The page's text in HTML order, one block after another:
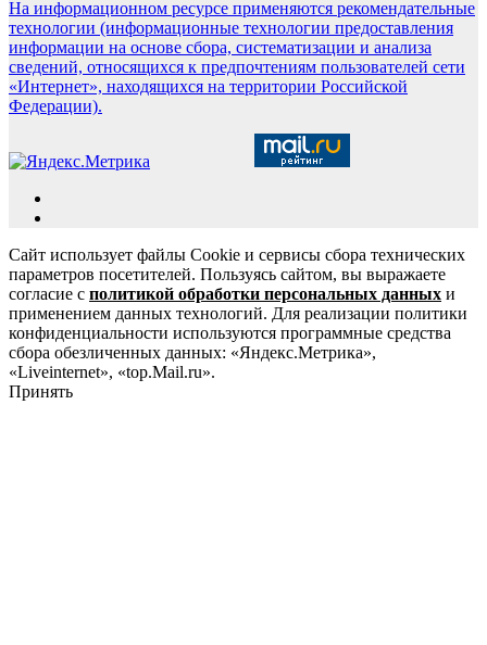
На информационном ресурсе применяются рекомендательные
технологии (информационные технологии предоставления
информации на основе сбора, систематизации и анализа
сведений, относящихся к предпочтениям пользователей сети
«Интернет», находящихся на территории Российской
Федерации).
Сайт использует файлы Cookie и сервисы сбора технических
параметров посетителей. Пользуясь сайтом, вы выражаете
согласие с политикой обработки персональных данных и
применением данных технологий. Для реализации политики
конфиденциальности используются программные средства
сбора обезличенных данных: «Яндекс.Метрика»,
«Liveinternet», «top.Mail.ru».
Принять